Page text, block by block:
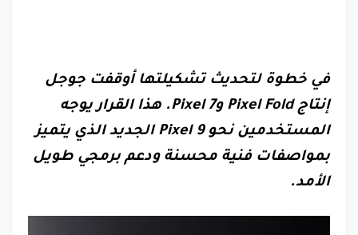
في خطوة لتحديث تشكيلتها أوقفت جوجل
إنتاج Pixel Fold وPixel 7. هذا القرار يوجه
المستخدمين نحو Pixel 9 الجديد الذي يتميز
بمواصفات فنية محسنة ودعم برمجي طويل
الأمد.